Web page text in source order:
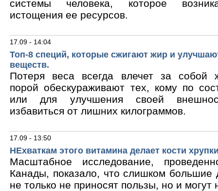
системы человека, которое
истощения ее ресурсов.
17.09 - 14:04
Топ-8 специй, которые сжигают жир и
веществ.
Потеря веса всегда влечет за собой
порой обескураживают тех, кому по
или для улучшения своей
избавиться от лишних килограммов.
17.09 - 13:50
НЕхваткам этого витамина делает кости
Масштабное исследование,
Канады, показало, что слишком большие
не только не приносят пользы, но и могут